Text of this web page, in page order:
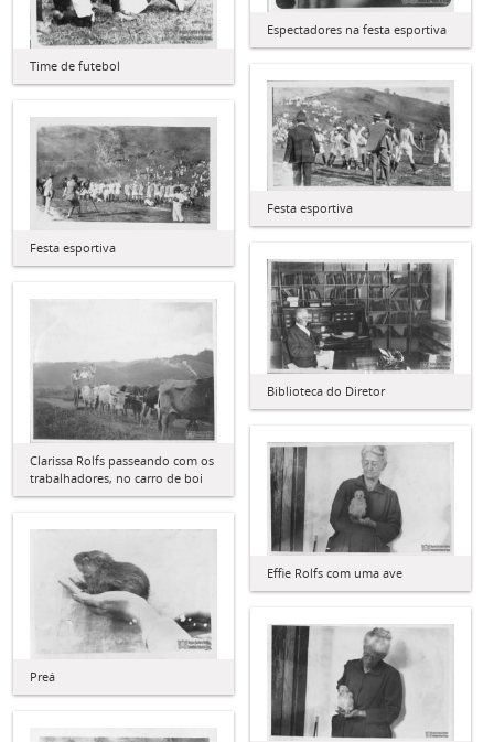
Espectadores na festa esportiva
Time de futebol
Festa esportiva
Festa esportiva
Biblioteca do Diretor
Clarissa Rolfs passeando com os
trabalhadores, no carro de boi
Effie Rolfs com uma ave
Preá